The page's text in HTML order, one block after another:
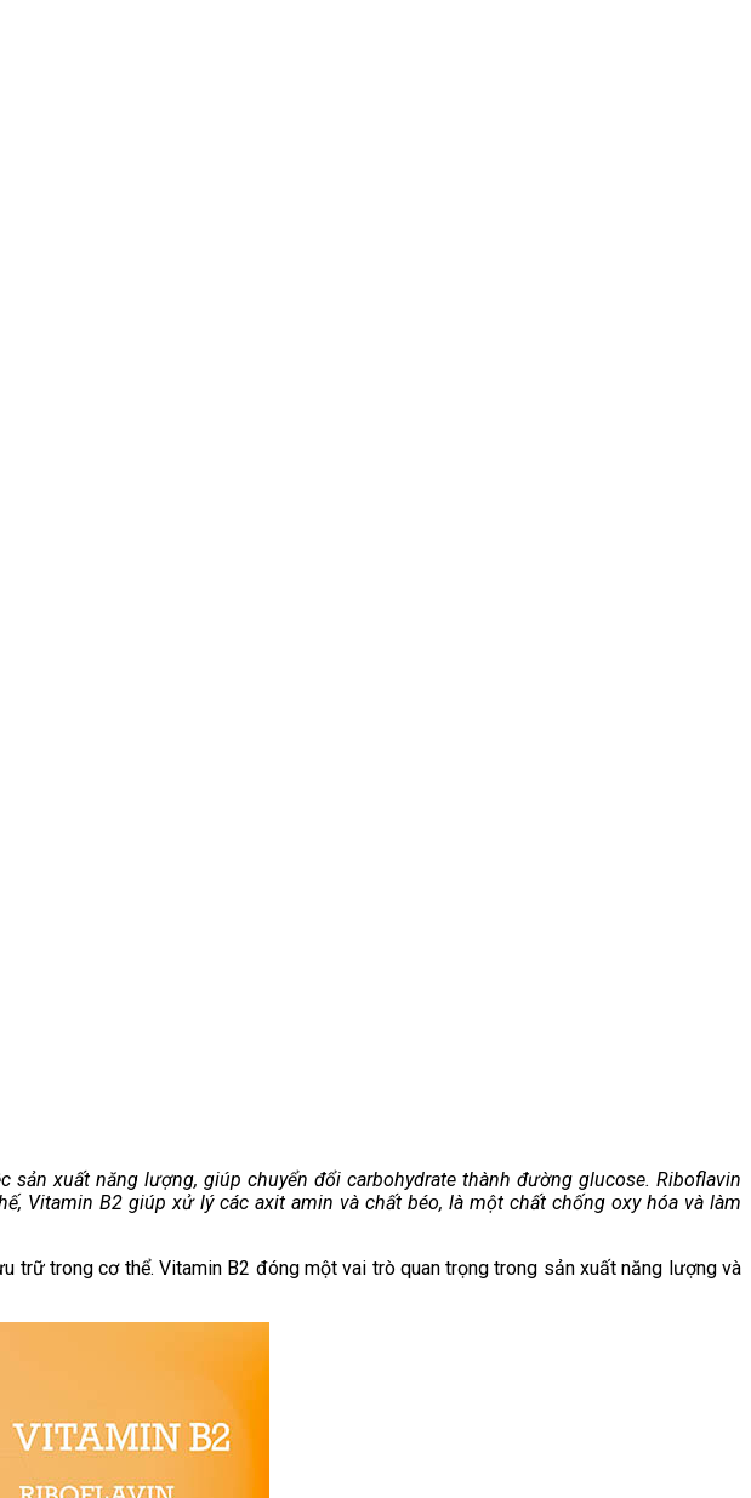
xuất năng lượng, giúp chuyển đổi carbohydrate thành đường glucose. Riboflavin
Vitamin B2 giúp xử lý các axit amin và chất béo, là một chất chống oxy hóa và làm
trữ trong cơ thể. Vitamin B2 đóng một vai trò quan trọng trong sản xuất năng lượng và